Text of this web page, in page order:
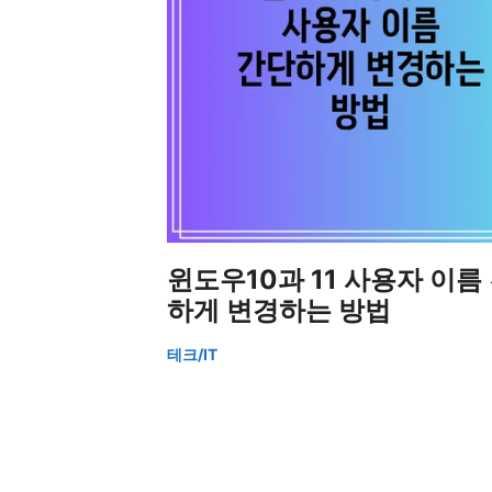
윈도우10과 11 사용자 이름
하게 변경하는 방법
테크/IT